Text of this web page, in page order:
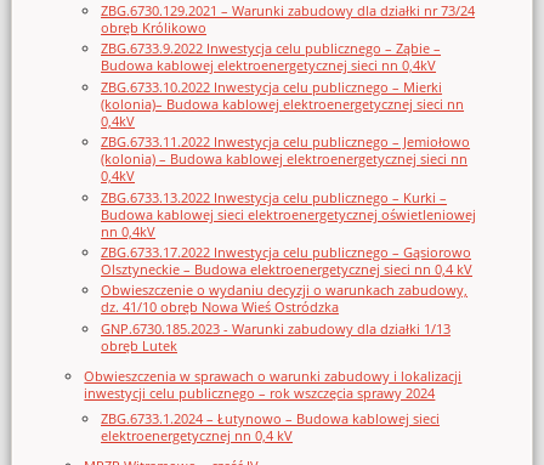
ZBG.6730.129.2021 – Warunki zabudowy dla działki nr 73/24
obręb Królikowo
ZBG.6733.9.2022 Inwestycja celu publicznego – Ząbie –
Budowa kablowej elektroenergetycznej sieci nn 0,4kV
ZBG.6733.10.2022 Inwestycja celu publicznego – Mierki
(kolonia)– Budowa kablowej elektroenergetycznej sieci nn
0,4kV
ZBG.6733.11.2022 Inwestycja celu publicznego – Jemiołowo
(kolonia) – Budowa kablowej elektroenergetycznej sieci nn
0,4kV
ZBG.6733.13.2022 Inwestycja celu publicznego – Kurki –
Budowa kablowej sieci elektroenergetycznej oświetleniowej
nn 0,4kV
ZBG.6733.17.2022 Inwestycja celu publicznego – Gąsiorowo
Olsztyneckie – Budowa elektroenergetycznej sieci nn 0,4 kV
Obwieszczenie o wydaniu decyzji o warunkach zabudowy,
dz. 41/10 obręb Nowa Wieś Ostródzka
GNP.6730.185.2023 - Warunki zabudowy dla działki 1/13
obręb Lutek
Obwieszczenia w sprawach o warunki zabudowy i lokalizacji
inwestycji celu publicznego – rok wszczęcia sprawy 2024
ZBG.6733.1.2024 – Łutynowo – Budowa kablowej sieci
elektroenergetycznej nn 0,4 kV